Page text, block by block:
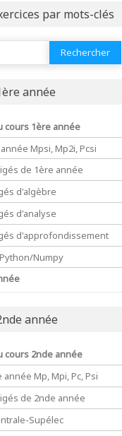
par mots-clés
année
cours 1ère année
Mpsi, Mp2i, Pcsi
de 1ère année
d'algèbre
d'analyse
d'approfondissement
Numpy
année
cours 2nde année
Mp, Mpi, Pc, Psi
de 2nde année
Supélec